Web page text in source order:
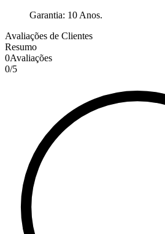
Garantia: 10 Anos.
Avaliações de Clientes
Resumo
0Avaliações
0/5